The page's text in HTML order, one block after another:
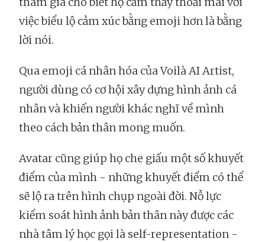
việc biểu lộ cảm xúc bằng emoji hơn là bằng
lời nói.
Qua emoji cá nhân hóa của Voilà AI Artist,
người dùng có cơ hội xây dựng hình ảnh cá
nhân và khiến người khác nghĩ về mình
theo cách bản thân mong muốn.
Avatar cũng giúp họ che giấu một số khuyết
điểm của mình - những khuyết điểm có thể
sẽ lộ ra trên hình chụp ngoài đời. Nỗ lực
kiểm soát hình ảnh bản thân này được các
nhà tâm lý học gọi là self-representation -